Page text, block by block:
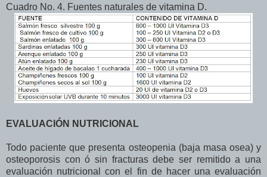
Cuadro No. 4. Fuentes naturales de vitamina D.
EVALUACIÓN NUTRICIONAL
Todo paciente que presenta osteopenia (baja masa osea) y
osteoporosis con ó sin fracturas debe ser remitido a una
evaluación nutricional con el fin de hacer una evaluación